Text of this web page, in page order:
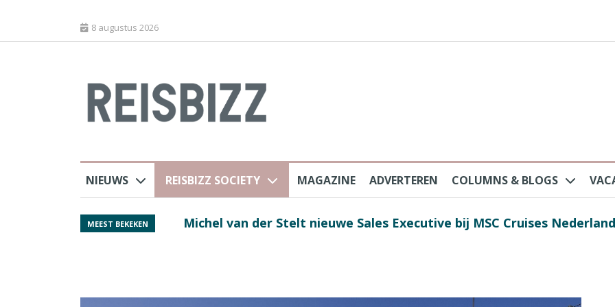
8 augustus 2026
NIEUWS REISBIZZ SOCIETY MAGAZINE ADVERTEREN COLUMNS & BLOGS
MEEST BEKEKEN
Spaans verkeersbureau na protesten massatoerisme: ‘Nederlandse